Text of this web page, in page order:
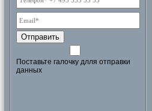
Отправить
Поставьте галочку длля отправки
данных